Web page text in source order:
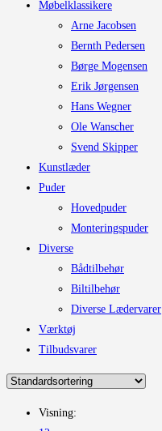
Møbelklassikere
Arne Jacobsen
Bernth Pedersen
Børge Mogensen
Erik Jørgensen
Hans Wegner
Ole Wanscher
Svend Skipper
Kunstlæder
Puder
Hovedpuder
Monteringspuder
Diverse
Bådtilbehør
Biltilbehør
Diverse Lædervarer
Værktøj
Tilbudsvarer
Visning: